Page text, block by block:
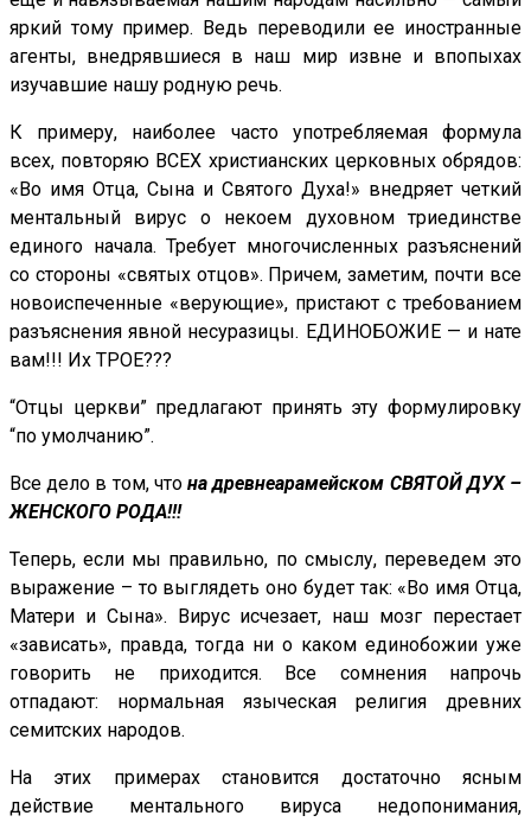
яркий тому пример. Ведь переводили ее иностранные
агенты, внедрявшиеся в наш мир извне и впопыхах
изучавшие нашу родную речь.
К примеру, наиболее часто употребляемая формула
всех, повторяю ВСЕХ христианских церковных обрядов:
«Во имя Отца, Сына и Святого Духа!» внедряет четкий
ментальный вирус о некоем духовном триединстве
единого начала. Требует многочисленных разъяснений
со стороны «святых отцов». Причем, заметим, почти все
новоиспеченные «верующие», пристают с требованием
разъяснения явной несуразицы. ЕДИНОБОЖИЕ — и нате
вам!!! Их ТРОЕ???
“Отцы церкви” предлагают принять эту формулировку
“по умолчанию”.
Все дело в том, чтона древнеарамейском СВЯТОЙ ДУХ –
ЖЕНСКОГО РОДА!!!
Теперь, если мы правильно, по смыслу, переведем это
выражение – то выглядеть оно будет так: «Во имя Отца,
Матери и Сына». Вирус исчезает, наш мозг перестает
«зависать», правда, тогда ни о каком единобожии уже
говорить не приходится. Все сомнения напрочь
отпадают: нормальная языческая религия древних
семитских народов.
На этих примерах становится достаточно ясным
действие ментального вируса недопонимания,